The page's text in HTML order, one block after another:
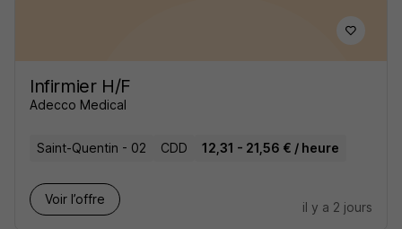
Infirmier H/F
Adecco Medical
Saint-Quentin - 02 CDD 12,31 - 21,56 € / heure
Voir l’offre
il y a 2 jours